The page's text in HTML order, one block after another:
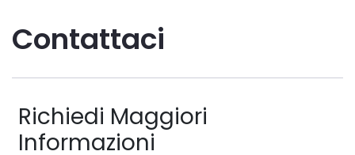
Contattaci
Richiedi Maggiori
Informazioni